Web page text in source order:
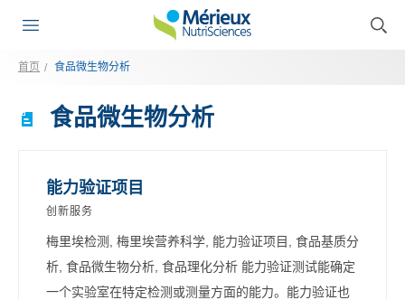
首页 食品微生物分析
食品微生物分析
能力验证项目
创新服务
梅里埃检测, 梅里埃营养科学, 能力验证项目, 食品基质分
析, 食品微生物分析, 食品理化分析 能力验证测试能确定
一个实验室在特定检测或测量方面的能力。能力验证也